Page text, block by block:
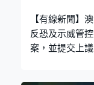
全需要的最低
【有線新聞】
反恐及示威管
案，並提交上